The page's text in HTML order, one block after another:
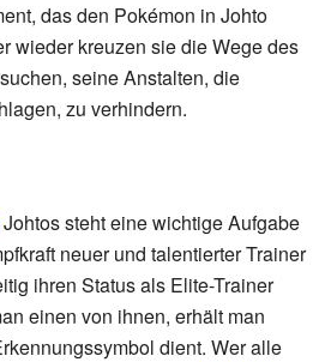
das den Pokémon in Johto
wieder kreuzen sie die Wege des
seine Anstalten, die
zu verhindern.
Johtos steht eine wichtige Aufgabe
neuer und talentierter Trainer
ihren Status als Elite-Trainer
einen von ihnen, erhält man
dient. Wer alle